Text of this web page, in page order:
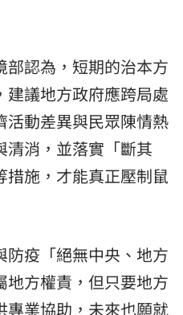
部認為，短期的治本方
建議地方政府應跨局處
活動差異與民眾陳情熱
清消，並落實「斷其
措施，才能真正壓制鼠
疫「絕無中央、地方
地方權責，但只要地方
專業協助，未來也願就